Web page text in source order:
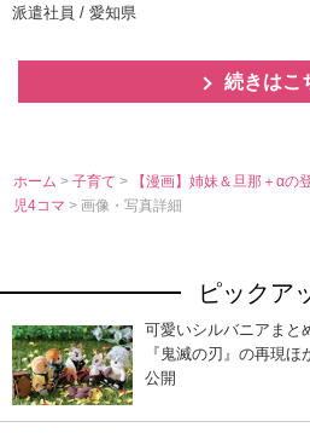
派遣社員 / 愛知県
続きはこ
ホーム >子育て>
【漫画】姉妹＆旦那＋α
児4コマ> 画像・写真詳細
ピックア
可愛いシルバニアまと
『鬼滅の刃』の再現
公開